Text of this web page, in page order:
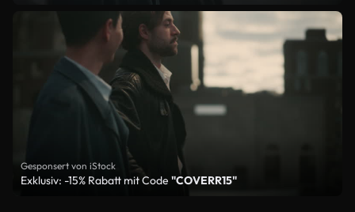
Gesponsert von iStock
Exklusiv: -15% Rabatt mit Code "COVERR15"